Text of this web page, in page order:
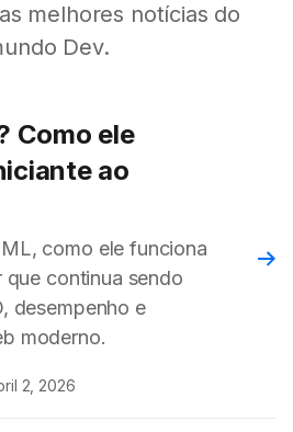
melhores notícias do
Dev.
Como ele
ao
como ele funciona
continua sendo
desempenho e
moderno.
2, 2026